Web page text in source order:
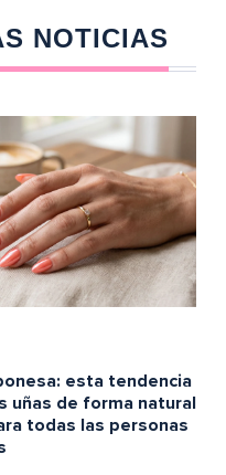
NOTICIAS
esta tendencia
uñas de forma natural
todas las personas